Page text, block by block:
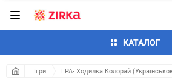
КАТАЛОГ
Ігри ГРА- Ходилка Колорай